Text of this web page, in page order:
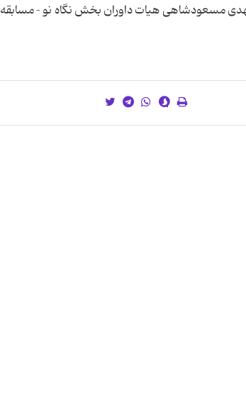
مسعودشاهی هیات داوران بخش نگاه نو – مسابقه